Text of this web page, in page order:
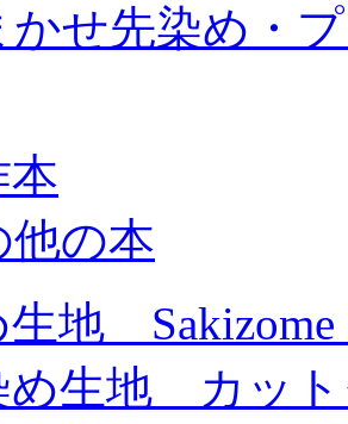
かせ先染め・
本
他の本
地 Sakizome
め生地 カット